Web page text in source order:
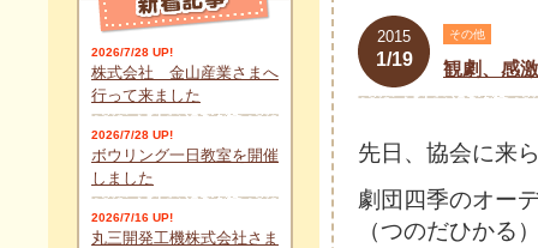
2015
1/19
その他
観劇、感
先日、協会に来
劇団四季のオー
（つのだひかる
2026/7/28 UP!
株式会社 金山産業さまへ
行って来ました
2026/7/28 UP!
ボウリング一日教室を開催
しました
2026/7/16 UP!
丸三開発工機株式会社さま